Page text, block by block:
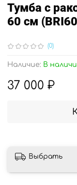
(0)
Наличие: В
Тумба с
60 см
37 000 ₽
Выбрать